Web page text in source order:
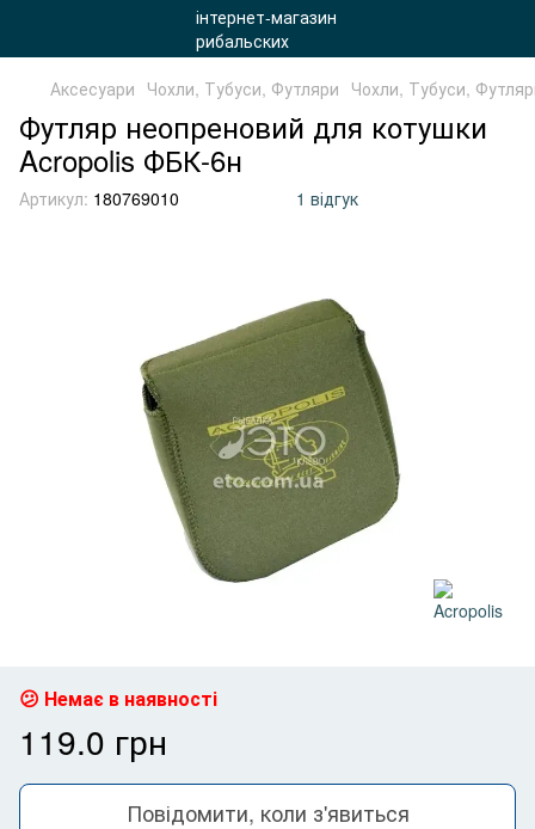
Аксесуари Чохли, Тубуси, Футляри Чохли, Тубуси,
Футляр неопреновий для котушки
Acropolis ФБК-6н
Артикул: 180769010 1 відгук
Немає в наявності
119.0 грн
Повідомити, коли з'явиться